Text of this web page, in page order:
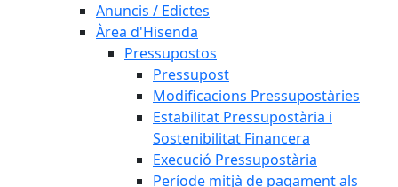
Anuncis / Edictes
Àrea d'Hisenda
Pressupostos
Pressupost
Modificacions Pressupostàries
Estabilitat Pressupostària i
Sostenibilitat Financera
Execució Pressupostària
Període mitjà de pagament als